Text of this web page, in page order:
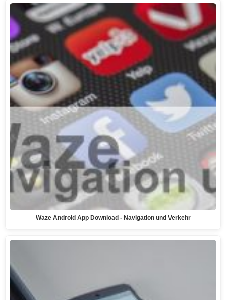
Waze Android App Download - Navigation und Verkehr